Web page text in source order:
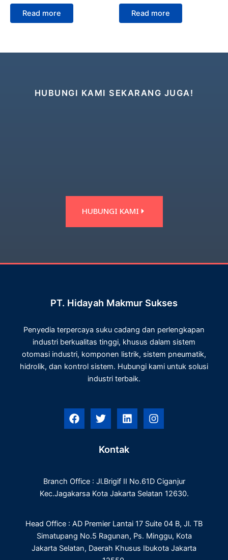
Read more Read more
HUBUNGI KAMI SEKARANG JUGA!
HUBUNGI KAMI
PT. Hidayah Makmur Sukses
Penyedia terpercaya suku cadang dan perlengkapan
industri berkualitas tinggi, khusus dalam sistem
otomasi industri, komponen listrik, sistem pneumatik,
hidrolik, dan kontrol sistem. Hubungi kami untuk solusi
industri terbaik.
F
a
k
T
w
t
t
L
i
e
n
I
n
a
m
Kontak
Branch Office : Jl.Brigif II No.61D Ciganjur
Kec.Jagakarsa Kota Jakarta Selatan 12630.
Head Office : AD Premier Lantai 17 Suite 04 B, Jl. TB
Simatupang No.5 Ragunan, Ps. Minggu, Kota
Jakarta Selatan, Daerah Khusus Ibukota Jakarta